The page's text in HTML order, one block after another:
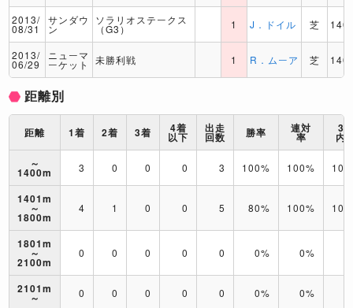
2013/
08/31
サンダウ
ン
ソラリオステークス
（G3） 1 J．ドイル 芝
2013/
06/29
ニューマ
ーケット 未勝利戦 1 R．ムーア 芝
距離別
距離 1着 2着 3着 4着
以下
出走
回数 勝率 連対
率
3
内
～
1400m 3 0 0 0 3 100% 100%
1401m
～
1800m
4 1 0 0 5 80% 100%
1801m
～
2100m
0 0 0 0 0 0% 0%
2101m
～ 0 0 0 0 0 0% 0%